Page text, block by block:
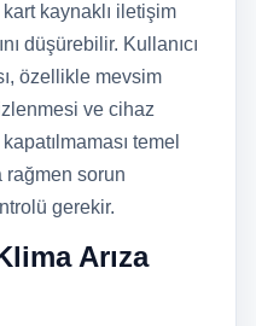
kaynaklı iletişim
düşürebilir. Kullanıcı
özellikle mevsim
ve cihaz
temel
rağmen sorun
gerekir.
Arıza